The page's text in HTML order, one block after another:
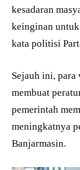
kesadaran
keinginan untuk
kata politisi
Sejauh ini,
membuat
pemerintah
meningkatnya
Banjarmasin.